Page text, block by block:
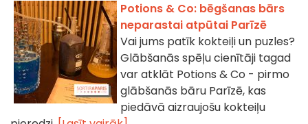
Potions & Co: bēgšanas bārs
neparastai atpūtai Parīzē
Vai jums patīk kokteiļi un puzles?
Glābšanās spēļu cienītāji tagad
var atklāt Potions & Co - pirmo
glābšanās bāru Parīzē, kas
piedāvā aizraujošu kokteiļu